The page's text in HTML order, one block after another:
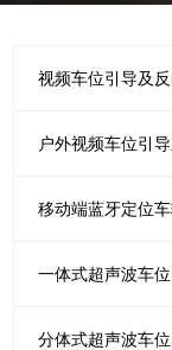
视频车位引导及
户外视频车位引
移动端蓝牙定位
一体式超声波车
分体式超声波车